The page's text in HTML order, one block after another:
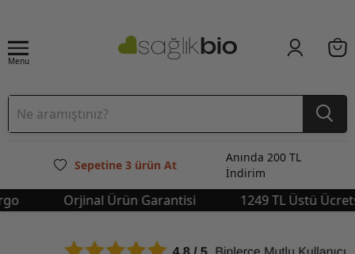
Menu
Sepetine 3 ürün At
Anında 200 TL
İndirim
Orjinal Ürün Garantisi 1249 TL Üstü Ücretsiz